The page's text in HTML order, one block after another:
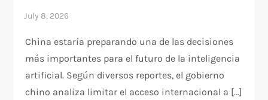
China estaría preparando una de las decisiones
más importantes para el futuro de la inteligencia
artificial. Según diversos reportes, el gobierno
chino analiza limitar el acceso internacional a […]